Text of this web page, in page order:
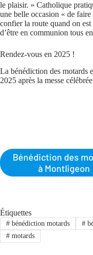
le plaisir. » Catholique
une belle occasion « de
confier la route quand on est
d’être en communion tous
Rendez-vous en 2025 !
La bénédiction des motards
2025 après la messe
Bénédiction des
à Montligeon
Étiquettes
#bénédiction motards #
#motards